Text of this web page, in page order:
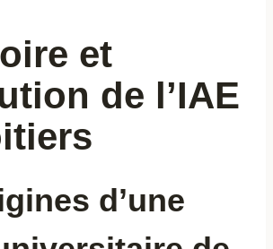
et
de l’IAE
d’une